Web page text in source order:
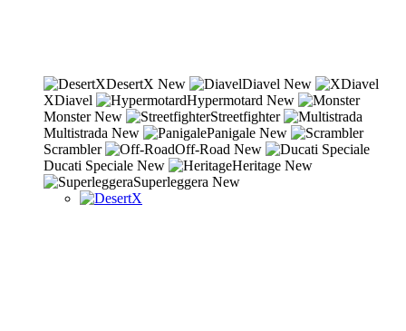
DesertX New Diavel New
XDiavel
Hypermotard New
MonsterNew
Streetfighter
Multistrada New Panigale New
Scrambler
Off-Road New
Ducati Speciale New Heritage New
Superleggera New